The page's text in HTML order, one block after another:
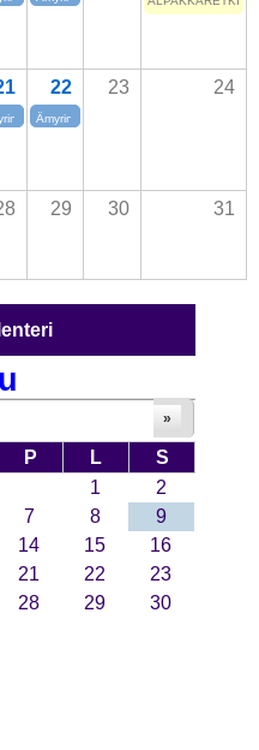
22 23 24
tanssit
Ämyrin tanssit
29 30 31
»
P L
S
1
2
7 8
9
14 15
16
21 22
23
28 29
30